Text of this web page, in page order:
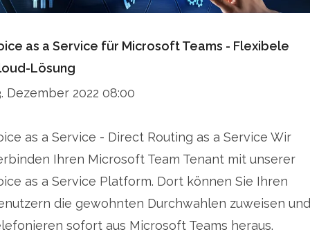
as a Service für Microsoft Teams - Flexibele
Lösung
Dezember 2022 08:00
as a Service - Direct Routing as a Service Wir
Ihren Microsoft Team Tenant mit unserer
as a Service Platform. Dort können Sie Ihren
die gewohnten Durchwahlen zuweisen und
sofort aus Microsoft Teams heraus.